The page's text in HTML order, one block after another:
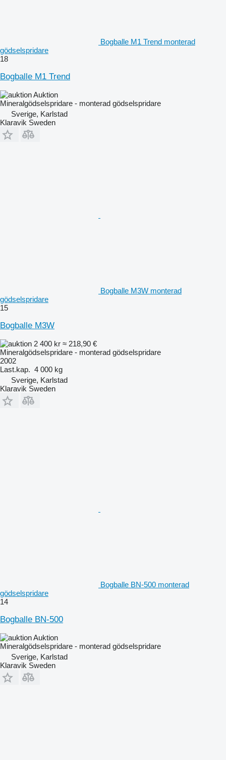
Bogballe M1 Trend monterad
gödselspridare
18
Bogballe M1 Trend
Auktion
Mineralgödselspridare - monterad gödselspridare
Sverige, Karlstad
Klaravik Sweden
Bogballe M3W monterad
gödselspridare
15
Bogballe M3W
2 400 kr ≈ 218,90 €
Mineralgödselspridare - monterad gödselspridare
2002
Last.kap. 4 000 kg
Sverige, Karlstad
Klaravik Sweden
Bogballe BN-500 monterad
gödselspridare
14
Bogballe BN-500
Auktion
Mineralgödselspridare - monterad gödselspridare
Sverige, Karlstad
Klaravik Sweden